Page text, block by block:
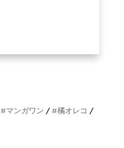
マンガワン
橘オレコ